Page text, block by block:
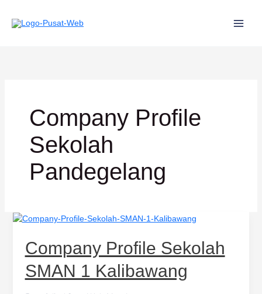
konten
Company Profile
Sekolah
Pandegelang
Company Profile Sekolah
SMAN 1 Kalibawang
Company
Sekolah
SMAN
1
Kalibawang